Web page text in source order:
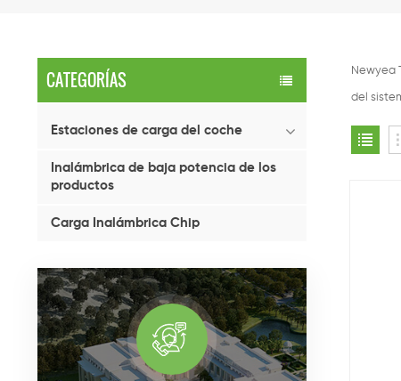
CATEGORÍAS
Estaciones de carga del coche
Inalámbrica de baja potencia de los
productos
Carga Inalámbrica Chip
Newyea
del